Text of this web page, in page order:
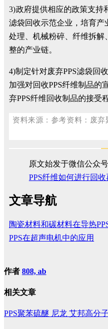
3)政府提供相应的政策支持
滤袋回收示范企业，培育
处理、机械粉碎、纤维拆
整的产业链。
4)制定针对废弃PPS滤袋回
加强对回收PPS纤维制品的
弃PPS纤维回收制品的接受
资料来源： 参考资料： 废弃
原文始发于微信公众
PPS纤维如何进行回收
文章导航
陶瓷材料和碳材料在导热
PPS在超声电机中的应用
作者 808, ab
相关文章
PPS聚苯硫醚 尼龙 艾邦高分子